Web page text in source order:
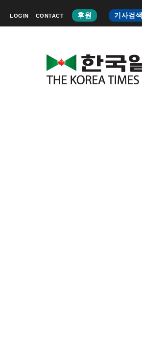
LOGIN CONTACT 후원 기사검색